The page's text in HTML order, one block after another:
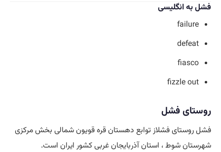
فشل به انگلیسی
failure
defeat
fiasco
fizzle out
روستای فشل
فشل روستای فشلاز توابع دهستان قره قویون شمالی بخش مرکزی
شهرستان شوط ، استان آذربایجان غربی کشور ایران است.